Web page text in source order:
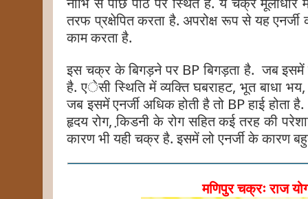
तरफ प्रक्षेपित करता है. अपरोक्ष रूप से यह
काम करता है.
इस चक्र के बिगड़ने पर BP बिगड़ता है. जब इसमें
है. एेसी स्थिति में व्यक्ति घबराहट, भूत बाधा
जब इसमें एनर्जी अधिक होती है तो BP हाई
हृदय रोग, कि़डनी के रोग सहित कई तरह की
कारण भी यही चक्र है. इसमें लो एनर्जी के कारण
मणिपुर चक्रः राज